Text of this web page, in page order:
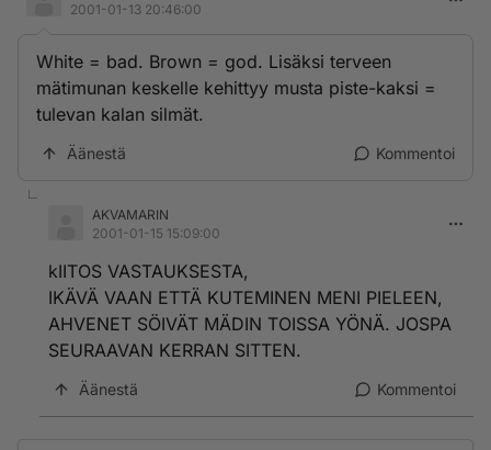
2001-01-13 20:46:00
White = bad. Brown = god. Lisäksi terveen
mätimunan keskelle kehittyy musta piste-kaksi =
tulevan kalan silmät.
Äänestä Kommentoi
AKVAMARIN
2001-01-15 15:09:00
kIITOS VASTAUKSESTA,
IKÄVÄ VAAN ETTÄ KUTEMINEN MENI PIELEEN,
AHVENET SÖIVÄT MÄDIN TOISSA YÖNÄ. JOSPA
SEURAAVAN KERRAN SITTEN.
Äänestä Kommentoi